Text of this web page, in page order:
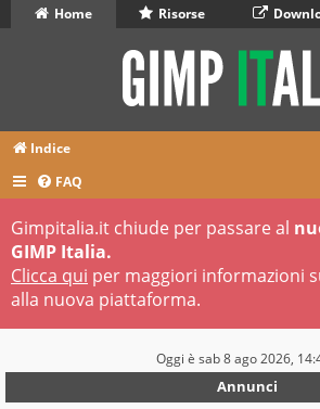
Home Risorse
Indice
FAQ
Gimpitalia.it chiude per passare al
GIMP Italia.
Clicca qui per maggiori informazioni
alla nuova piattaforma.
Oggi è sab 8 ago 2026,
Annunci